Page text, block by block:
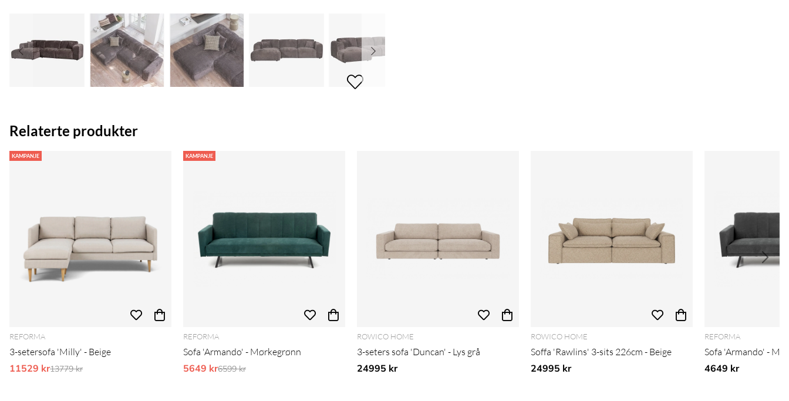
Relaterte produkter
KAMPANJE
REFORMA
3-setersofa 'Milly' - Beige
11529 krOrdinarie pris:
13779 kr
KAMPANJE
REFORMA
Sofa 'Armando' - Mørkegrønn
5649 krOrdinarie pris:
6599 kr
ROWICO HOME
3-seters sofa 'Duncan' - Lys grå
24995 kr
ROWICO HOME
Soffa 'Rawlins' 3-sits 226cm - Beige
24995 kr
REFORMA
Sofa 'Armando' -
4649 kr